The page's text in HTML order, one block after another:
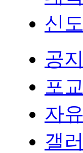
신
공
포
자
갤